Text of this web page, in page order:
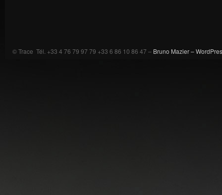
© Trace Tél. +33 4 76 79 97 79 +33 6 86 10 86 47 – Bruno Mazier –